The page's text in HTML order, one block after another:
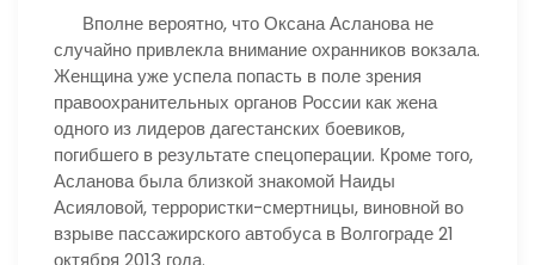
Вполне вероятно, что Оксана Асланова не
случайно привлекла внимание охранников вокзала.
Женщина уже успела попасть в поле зрения
правоохранительных органов России как жена
одного из лидеров дагестанских боевиков,
погибшего в результате спецоперации. Кроме того,
Асланова была близкой знакомой Наиды
Асияловой, террористки-смертницы, виновной во
взрыве пассажирского автобуса в Волгограде 21
октября 2013 года.